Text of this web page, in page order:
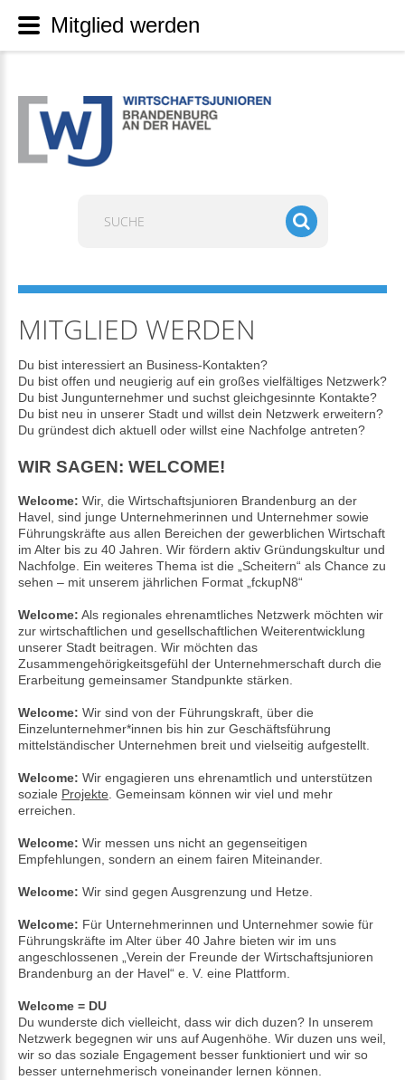
Suchen
MITGLIED WERDEN
Du bist interessiert an Business-Kontakten?
Du bist offen und neugierig auf ein großes vielfältiges Netzwerk?
Du bist Jungunternehmer und suchst gleichgesinnte Kontakte?
Du bist neu in unserer Stadt und willst dein Netzwerk erweitern?
Du gründest dich aktuell oder willst eine Nachfolge antreten?
WIR SAGEN: WELCOME!
Welcome: Wir, die Wirtschaftsjunioren Brandenburg an der
Havel, sind junge Unternehmerinnen und Unternehmer sowie
Führungskräfte aus allen Bereichen der gewerblichen Wirtschaft
im Alter bis zu 40 Jahren. Wir fördern aktiv Gründungskultur und
Nachfolge. Ein weiteres Thema ist die „Scheitern“ als Chance zu
sehen – mit unserem jährlichen Format „fckupN8“
Welcome: Als regionales ehrenamtliches Netzwerk möchten wir
zur wirtschaftlichen und gesellschaftlichen Weiterentwicklung
unserer Stadt beitragen. Wir möchten das
Zusammengehörigkeitsgefühl der Unternehmerschaft durch die
Erarbeitung gemeinsamer Standpunkte stärken.
Welcome: Wir sind von der Führungskraft, über die
Einzelunternehmer*innen bis hin zur Geschäftsführung
mittelständischer Unternehmen breit und vielseitig aufgestellt.
Welcome: Wir engagieren uns ehrenamtlich und unterstützen
soziale Projekte. Gemeinsam können wir viel und mehr
erreichen.
Welcome: Wir messen uns nicht an gegenseitigen
Empfehlungen, sondern an einem fairen Miteinander.
Welcome: Wir sind gegen Ausgrenzung und Hetze.
Welcome: Für Unternehmerinnen und Unternehmer sowie für
Führungskräfte im Alter über 40 Jahre bieten wir im uns
angeschlossenen „Verein der Freunde der Wirtschaftsjunioren
Brandenburg an der Havel“ e. V. eine Plattform.
Welcome = DU
Du wunderste dich vielleicht, dass wir dich duzen? In unserem
Netzwerk begegnen wir uns auf Augenhöhe. Wir duzen uns weil,
wir so das soziale Engagement besser funktioniert und wir so
besser unternehmerisch voneinander lernen können.
Mitglied werden